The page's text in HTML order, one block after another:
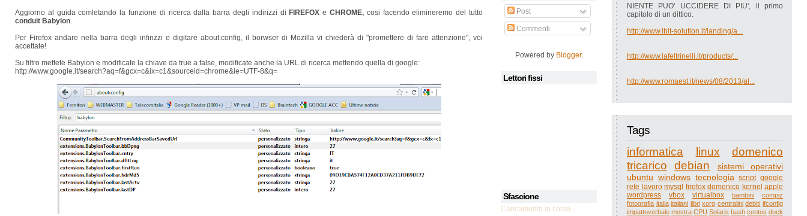
Post
Commenti
Powered by Blogger.
Lettori fissi
Sfascione
Caricamento in corso...
NIENTE PUO' UCCIDERE DI PIU', il primo
capitolo di un dittico.
http://www.lbit-solution.it/landing/a...
http://www.lafeltrinelli.it/products/...
http://www.romaest.it/news/08/2013/al...
Tags
informatica
linux
domenico
tricarico
debian
sistemi operativi
ubuntu windows tecnologia script google
rete lavoro mysql firefox domenico kernel apple
wordpress
vbox virtualbox bambini
compiz
fotografia italia italiani libri xorg centralini debiti ifconfig
impattoverbale mostra CPU Solaris bash centos dock
Aggiorno al guida comletando la funzione di ricerca dalla barra degli indirizzi diFIREFOXeCHROME, cosi facendo elimineremo del tutto
conduit Babylon.
Per Firefox andare nella barra degli infirizzi e digitare about:config, il borwser di Mozilla vi chiederà di "promettere di fare attenzione", voi
accettate!
Su filtro mettete Babylon e modificate la chiave da true a false, modificate anche la URL di ricerca mettendo quella di google:
http://www.google.it/search?aq=f&gcx=c&ix=c1&sourceid=chrome&ie=UTF-8&q=